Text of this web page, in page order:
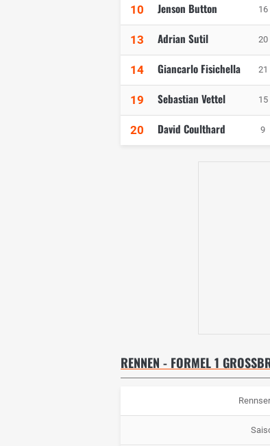
10 Jenson Button 16
13 Adrian Sutil 20
14 Giancarlo Fisichella 21
19 Sebastian Vettel 15
20 David Coulthard 9
RENNEN - FORMEL 1